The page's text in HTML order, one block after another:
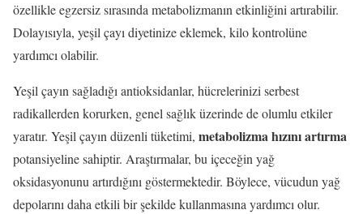
özellikle egzersiz sırasında metabolizmanın etkinliğini artırabilir.
Dolayısıyla, yeşil çayı diyetinize eklemek, kilo kontrolüne
yardımcı olabilir.
Yeşil çayın sağladığı antioksidanlar, hücrelerinizi serbest
radikallerden korurken, genel sağlık üzerinde de olumlu etkiler
yaratır. Yeşil çayın düzenli tüketimi, metabolizma hızını artırma
potansiyeline sahiptir. Araştırmalar, bu içeceğin yağ
oksidasyonunu artırdığını göstermektedir. Böylece, vücudun yağ
depolarını daha etkili bir şekilde kullanmasına yardımcı olur.